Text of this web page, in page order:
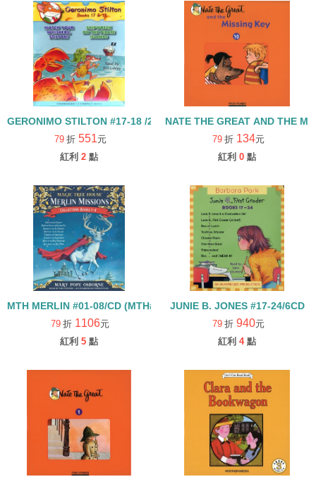
GERONIMO STILTON #17-18 /2CDS
79 折 551元
紅利 2 點
NATE THE GREAT AND THE
79 折 134元
紅利 0 點
MTH MERLIN #01-08/CD (MTH#29-36)
79 折 1106元
紅利 5 點
JUNIE B. JONES #17-24/6CD
79 折 940元
紅利 4 點